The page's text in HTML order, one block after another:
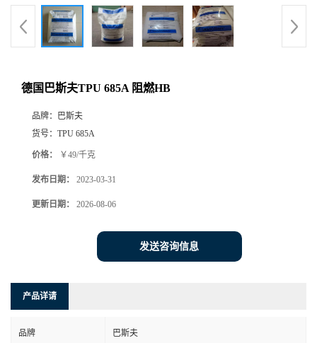
德国巴斯夫TPU 685A 阻燃HB
品牌：
巴斯夫
货号： TPU 685A
价格： ￥49/千克
发布日期： 2023-03-31
更新日期： 2026-08-06
发送咨询信息
产品详请
品牌 巴斯夫